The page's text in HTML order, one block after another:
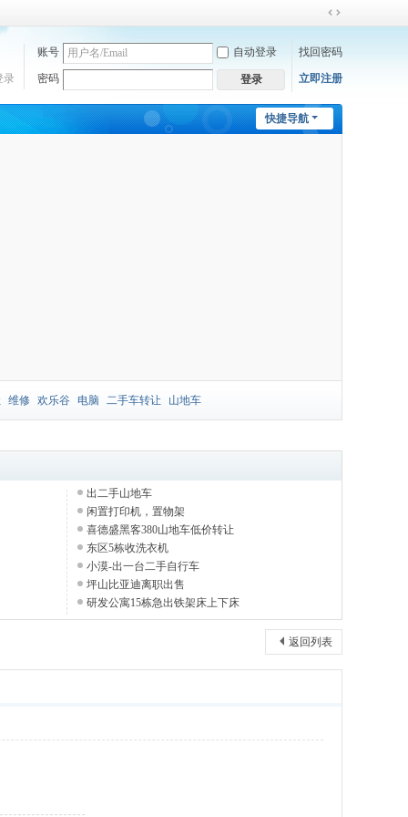
切
换
到
宽
账号 自动登录 找回密码
密码 登录 立即注册
录
快捷导航
维修 欢乐谷 电脑 二手车转让 山地车
出二手山地车
闲置打印机，置物架
喜德盛黑客380山地车低价转让
东区5栋收洗衣机
小漠-出一台二手自行车
坪山比亚迪离职出售
研发公寓15栋急出铁架床上下床
返回列表